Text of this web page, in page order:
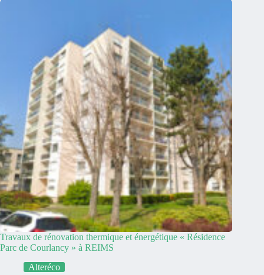
Travaux de rénovation thermique et énergétique « Résidence
Parc de Courlancy » à REIMS
Alteréco